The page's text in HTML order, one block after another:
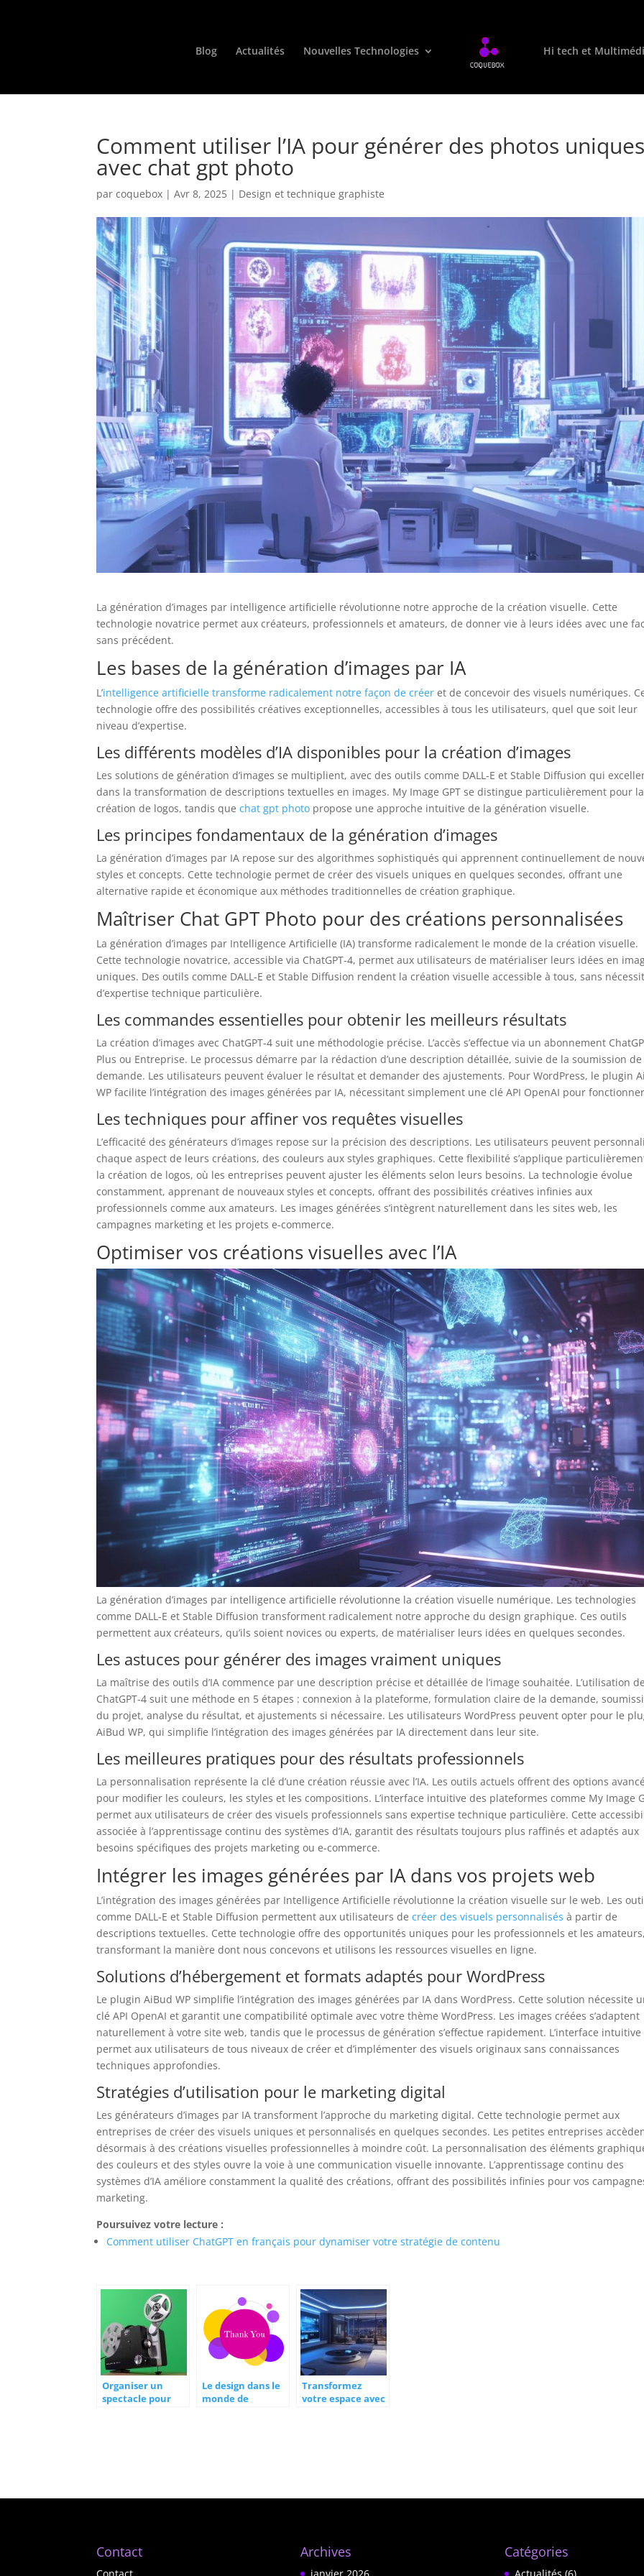
Blog Actualités Nouvelles Technologies Hi tech et
Comment utiliser l’IA pour générer des photos uniques
avec chat gpt photo
parcoquebox |Avr 8, 2025 | Design et technique graphiste
La génération d’images par intelligence artificielle révolutionne notre approche de la création visuelle. Cette
technologie novatrice permet aux créateurs, professionnels et amateurs, de donner vie à leurs idées avec une
sans précédent.
Les bases de la génération d’images par IA
L’intelligence artificielle transforme radicalement notre façon de créer et de concevoir des visuels numériques.
technologie offre des possibilités créatives exceptionnelles, accessibles à tous les utilisateurs, quel que soit leur
niveau d’expertise.
Les différents modèles d’IA disponibles pour la création d’images
Les solutions de génération d’images se multiplient, avec des outils comme DALL-E et Stable Diffusion qui
dans la transformation de descriptions textuelles en images. My Image GPT se distingue particulièrement pour la
création de logos, tandis quechat gpt photo propose une approche intuitive de la génération visuelle.
Les principes fondamentaux de la génération d’images
La génération d’images par IA repose sur des algorithmes sophistiqués qui apprennent continuellement de
styles et concepts. Cette technologie permet de créer des visuels uniques en quelques secondes, offrant une
alternative rapide et économique aux méthodes traditionnelles de création graphique.
Maîtriser Chat GPT Photo pour des créations personnalisées
La génération d’images par Intelligence Artificielle (IA) transforme radicalement le monde de la création visuelle.
Cette technologie novatrice, accessible via ChatGPT-4, permet aux utilisateurs de matérialiser leurs idées en
uniques. Des outils comme DALL-E et Stable Diffusion rendent la création visuelle accessible à tous, sans
d’expertise technique particulière.
Les commandes essentielles pour obtenir les meilleurs résultats
La création d’images avec ChatGPT-4 suit une méthodologie précise. L’accès s’effectue via un abonnement
Plus ou Entreprise. Le processus démarre par la rédaction d’une description détaillée, suivie de la soumission de
demande. Les utilisateurs peuvent évaluer le résultat et demander des ajustements. Pour WordPress, le plugin
WP facilite l’intégration des images générées par IA, nécessitant simplement une clé API OpenAI pour
Les techniques pour affiner vos requêtes visuelles
L’efficacité des générateurs d’images repose sur la précision des descriptions. Les utilisateurs peuvent
chaque aspect de leurs créations, des couleurs aux styles graphiques. Cette flexibilité s’applique
la création de logos, où les entreprises peuvent ajuster les éléments selon leurs besoins. La technologie évolue
constamment, apprenant de nouveaux styles et concepts, offrant des possibilités créatives infinies aux
professionnels comme aux amateurs. Les images générées s’intègrent naturellement dans les sites web, les
campagnes marketing et les projets e-commerce.
Optimiser vos créations visuelles avec l’IA
La génération d’images par intelligence artificielle révolutionne la création visuelle numérique. Les technologies
comme DALL-E et Stable Diffusion transforment radicalement notre approche du design graphique. Ces outils
permettent aux créateurs, qu’ils soient novices ou experts, de matérialiser leurs idées en quelques secondes.
Les astuces pour générer des images vraiment uniques
La maîtrise des outils d’IA commence par une description précise et détaillée de l’image souhaitée. L’utilisation de
ChatGPT-4 suit une méthode en 5 étapes : connexion à la plateforme, formulation claire de la demande,
du projet, analyse du résultat, et ajustements si nécessaire. Les utilisateurs WordPress peuvent opter pour le
AiBud WP, qui simplifie l’intégration des images générées par IA directement dans leur site.
Les meilleures pratiques pour des résultats professionnels
La personnalisation représente la clé d’une création réussie avec l’IA. Les outils actuels offrent des options
pour modifier les couleurs, les styles et les compositions. L’interface intuitive des plateformes comme My Image
permet aux utilisateurs de créer des visuels professionnels sans expertise technique particulière. Cette
associée à l’apprentissage continu des systèmes d’IA, garantit des résultats toujours plus raffinés et adaptés aux
besoins spécifiques des projets marketing ou e-commerce.
Intégrer les images générées par IA dans vos projets web
L’intégration des images générées par Intelligence Artificielle révolutionne la création visuelle sur le web. Les
comme DALL-E et Stable Diffusion permettent aux utilisateurs decréer des visuels personnalisés à partir de
descriptions textuelles. Cette technologie offre des opportunités uniques pour les professionnels et les amateurs,
transformant la manière dont nous concevons et utilisons les ressources visuelles en ligne.
Solutions d’hébergement et formats adaptés pour WordPress
Le plugin AiBud WP simplifie l’intégration des images générées par IA dans WordPress. Cette solution nécessite
clé API OpenAI et garantit une compatibilité optimale avec votre thème WordPress. Les images créées s’adaptent
naturellement à votre site web, tandis que le processus de génération s’effectue rapidement. L’interface intuitive
permet aux utilisateurs de tous niveaux de créer et d’implémenter des visuels originaux sans connaissances
techniques approfondies.
Stratégies d’utilisation pour le marketing digital
Les générateurs d’images par IA transforment l’approche du marketing digital. Cette technologie permet aux
entreprises de créer des visuels uniques et personnalisés en quelques secondes. Les petites entreprises
désormais à des créations visuelles professionnelles à moindre coût. La personnalisation des éléments
des couleurs et des styles ouvre la voie à une communication visuelle innovante. L’apprentissage continu des
systèmes d’IA améliore constamment la qualité des créations, offrant des possibilités infinies pour vos
marketing.
Poursuivez votre lecture :
Comment utiliser ChatGPT en français pour dynamiser votre stratégie de contenu
Organiser un
spectacle pour
Le design dans le
monde de
Transformez
votre espace avec
Contact
Contact
Archives
janvier 2026
Catégories
Actualités (6)